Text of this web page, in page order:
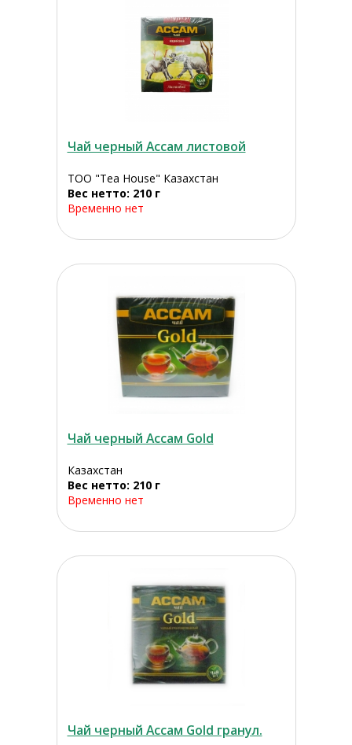
Чай черный Ассам листовой
ТОО "Tea House" Казахстан
Вес нетто: 210 г
Временно нет
Чай черный Ассам Gold
Казахстан
Вес нетто: 210 г
Временно нет
Чай черный Aссам Gold гранул.